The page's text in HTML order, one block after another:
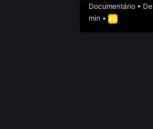
Documentário• De
min •